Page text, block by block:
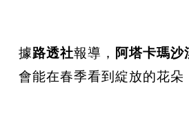
據路透社報導， 阿塔卡瑪沙
會能在春季看到綻放的花朵